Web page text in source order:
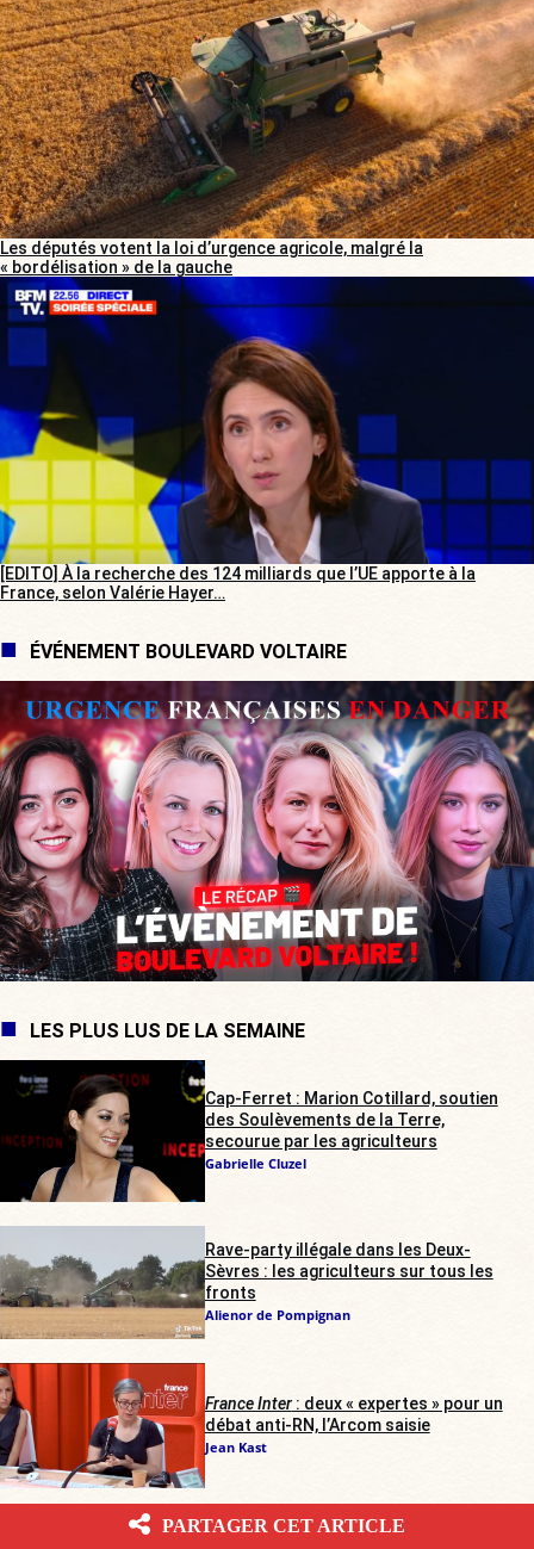
Les députés votent la loi d’urgence agricole, malgré la
« bordélisation » de la gauche
[EDITO] À la recherche des 124 milliards que l’UE apporte à la
France, selon Valérie Hayer…
ÉVÉNEMENT BOULEVARD VOLTAIRE
LES PLUS LUS DE LA SEMAINE
Cap-Ferret : Marion Cotillard, soutien
des Soulèvements de la Terre,
secourue par les agriculteurs
Gabrielle Cluzel
Rave-party illégale dans les Deux-
Sèvres : les agriculteurs sur tous les
fronts
Alienor de Pompignan
France Inter: deux « expertes » pour un
débat anti-RN, l’Arcom saisie
Jean Kast
PARTAGER CET ARTICLE